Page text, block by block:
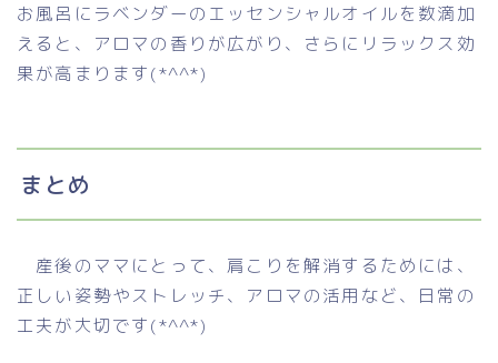
お風呂にラベンダーのエッセンシャルオイルを数滴加
えると、アロマの香りが広がり、さらにリラックス効
果が高まります(*^^*)
まとめ
産後のママにとって、肩こりを解消するためには、
正しい姿勢やストレッチ、アロマの活用など、日常の
工夫が大切です(*^^*)